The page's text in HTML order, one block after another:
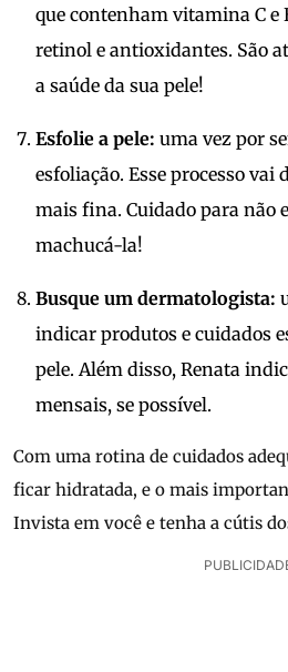
que contenham vitamina C e
retinol e antioxidantes. São
a saúde da sua pele!
Esfolie a pele: uma vez por
esfoliação. Esse processo vai
mais fina. Cuidado para não
machucá-la!
Busque um dermatologista:
indicar produtos e cuidados
pele. Além disso, Renata
mensais, se possível.
Com uma rotina de cuidados
ficar hidratada, e o mais
Invista em você e tenha a cútis